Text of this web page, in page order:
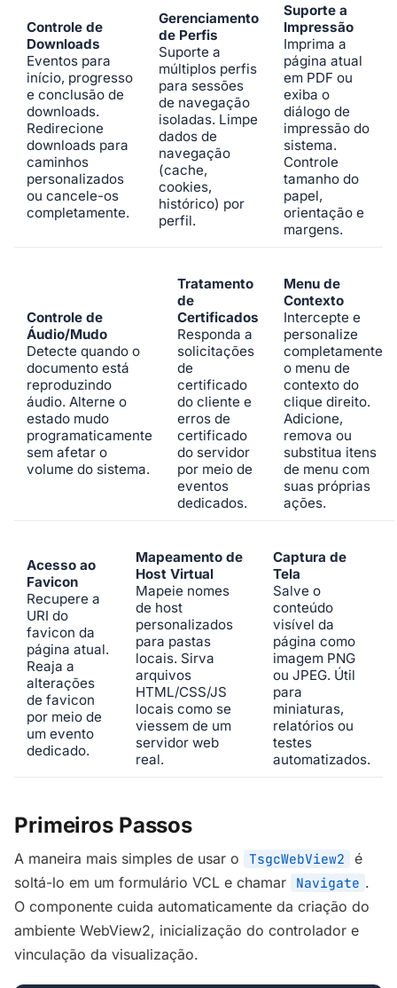
Controle de
Downloads
Eventos para
início, progresso
e conclusão de
downloads.
Redirecione
downloads para
caminhos
personalizados
ou cancele-os
completamente.
Gerenciamento
de Perfis
Suporte a
múltiplos perfis
para sessões
de navegação
isoladas. Limpe
dados de
navegação
(cache,
cookies,
histórico) por
perfil.
Suporte a
Impressão
Imprima a
página atual
em PDF ou
exiba o
diálogo de
impressão do
sistema.
Controle
tamanho do
papel,
orientação e
margens.
Controle de
Áudio/Mudo
Detecte quando o
documento está
reproduzindo
áudio. Alterne o
estado mudo
programaticamente
sem afetar o
volume do sistema.
Tratamento
de
Certificados
Responda a
solicitações
de
certificado
do cliente e
erros de
certificado
do servidor
por meio de
eventos
dedicados.
Menu de
Contexto
Intercepte e
personalize
completamente
o menu de
contexto do
clique direito.
Adicione,
remova ou
substitua itens
de menu com
suas próprias
ações.
Acesso ao
Favicon
Recupere a
URI do
favicon da
página atual.
Reaja a
alterações
de favicon
por meio de
um evento
dedicado.
Mapeamento de
Host Virtual
Mapeie nomes
de host
personalizados
para pastas
locais. Sirva
arquivos
HTML/CSS/JS
locais como se
viessem de um
servidor web
real.
Captura de
Tela
Salve o
conteúdo
visível da
página como
imagem PNG
ou JPEG. Útil
para
miniaturas,
relatórios ou
testes
automatizados.
Primeiros Passos
A maneira mais simples de usar o TsgcWebView2
é
soltá-lo em um formulário VCL e chamar
Navigate .
O componente cuida automaticamente da criação do
ambiente WebView2, inicialização do controlador e
vinculação da visualização.